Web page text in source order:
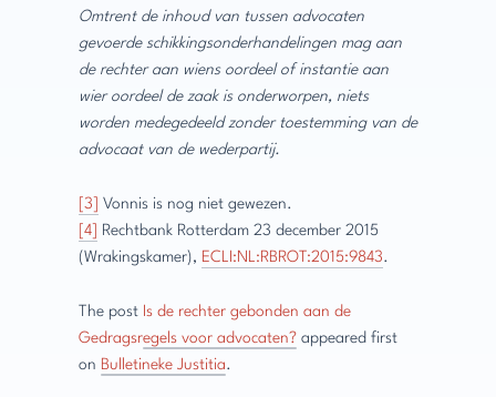
Omtrent de inhoud van tussen advocaten
gevoerde schikkingsonderhandelingen mag aan
de rechter aan wiens oordeel of instantie aan
wier oordeel de zaak is onderworpen, niets
worden medegedeeld zonder toestemming van de
advocaat van de wederpartij.
[3]
Vonnis is nog niet gewezen.
[4]
Rechtbank Rotterdam 23 december 2015
(Wrakingskamer), ECLI:NL:RBROT:2015:9843.
The post Is de rechter gebonden aan de
Gedragsregels voor advocaten?appeared first
on Bulletineke Justitia.